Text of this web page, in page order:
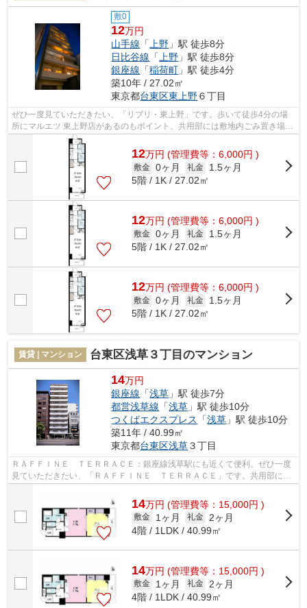
敷0
12万円
山手線 「 上野 」駅 徒歩8分
日比谷線 「 上野 」駅 徒歩8分
銀座線 「稲荷町 」駅 徒歩4分
築10年 / 27.02㎡
東京都台東区東上野６丁目
ぜひ一度見ていただきたい、「リブリ・東上野」です。歩いて徒歩4分の場
所にマルエツ 東上野店があるのもポイント。共用部には敷地内ごみ置き場・
エレベータなどが揃っており、とても...
12万円 (管理費等：6,000円 )
敷金 0ヶ月 礼金
1.5ヶ月
5階 / 1K / 27.02㎡
12万円 (管理費等：6,000円 )
敷金 0ヶ月 礼金
1.5ヶ月
5階 / 1K / 27.02㎡
12万円 (管理費等：6,000円 )
敷金 0ヶ月 礼金
1.5ヶ月
5階 / 1K / 27.02㎡
賃貸 | マンション 台東区浅草３丁目のマンション
14万円
銀座線 「浅草 」駅 徒歩7分
都営浅草線 「浅草 」駅 徒歩10分
つくばエクスプレス
「浅草 」駅 徒歩10分
築11年 / 40.99㎡
東京都台東区浅草３丁目
ＲＡＦＦＩＮＥ ＴＥＲＲＡＣＥ：銀座線浅草駅にも近くて便利。ぜひ一度
見ていただきたい、「ＲＡＦＦＩＮＥ ＴＥＲＲＡＣＥ」です。共用部には
14万円 (管理費等：15,000円 )
敷金 1ヶ月 礼金
2ヶ月
4階 / 1LDK / 40.99㎡
14万円 (管理費等：15,000円 )
敷金 1ヶ月 礼金
2ヶ月
4階 / 1LDK / 40.99㎡